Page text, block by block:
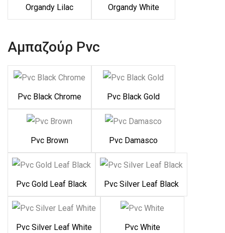
Organdy Lilac Organdy White
Αμπαζούρ Pvc
Pvc Black Chrome Pvc Black Gold
Pvc Brown Pvc Damasco
Pvc Gold Leaf Black Pvc Silver Leaf Black
Pvc Silver Leaf White Pvc White